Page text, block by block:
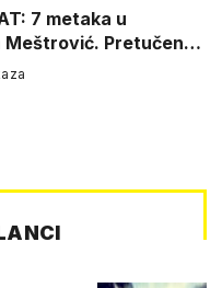
7 metaka u
Pretučen